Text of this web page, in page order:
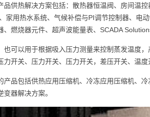
品供热解决方案包括：散热器恒温阀、房间温
家用热水系统、气候补偿与PI调节控制器、电
、燃烧器元件、超声波能量表、SCADA
也可以用于根据吸入压力测量来控制蒸发温度
力开关、压力开关、压力开关，差压开关、温
产品包括供热应用压缩机、冷冻应用压缩机、
器解决方案。